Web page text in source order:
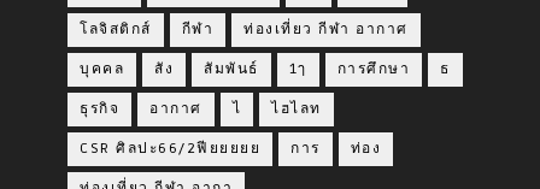
โลจิสติกส์ กีฬา ท่องเที่ยว กีฬา อากาศ
บุคคล สัง สัมพันธ์ 1ๅ การศึกษา ธ
ธุรกิจ อากาศ ไ ไฮไลท
CSR ศิลปะ66/2ฟียยยยย การ ท่อง